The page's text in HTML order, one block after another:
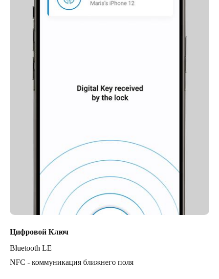
Цифровой Ключ
Bluetooth LE
NFC - коммуникация ближнего поля